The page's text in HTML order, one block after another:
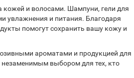
кожей и волосами. Шампуни, гели для
увлажнения и питания. Благодаря
помогут сохранить вашу кожу и
ароматами и продукцией для
незаменимым выбором для тех, кто